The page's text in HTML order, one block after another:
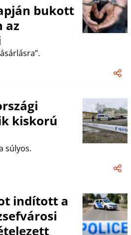
bukott
az
kiskorú
súlyos.
indított a